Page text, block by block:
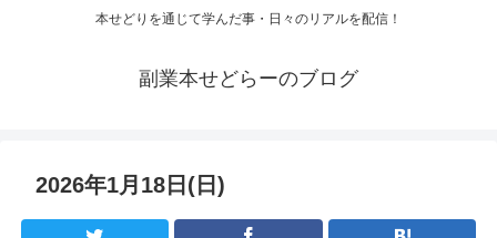
本せどりを通じて学んだ事・日々のリアルを配信！
副業本せどらーのブログ
2026年1月18日(日)